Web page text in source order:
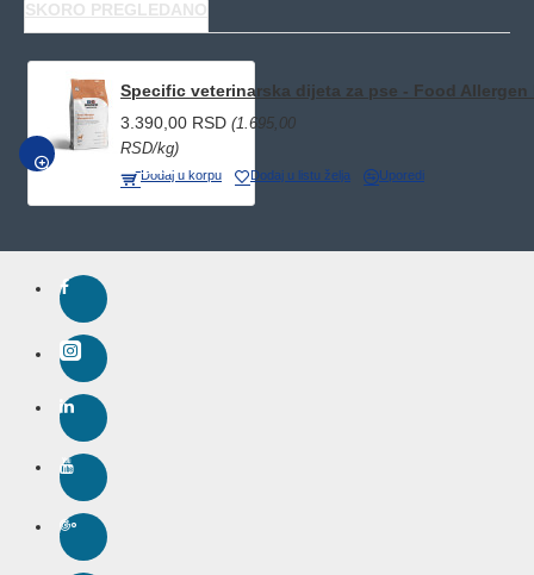
SKORO PREGLEDANO
BRZI PREGLED
Specific veterinarska dijeta za pse - Food
3.390,00 RSD (1.695,00
RSD/kg)
Dodaj u korpu Dodaj u listu želja Uporedi